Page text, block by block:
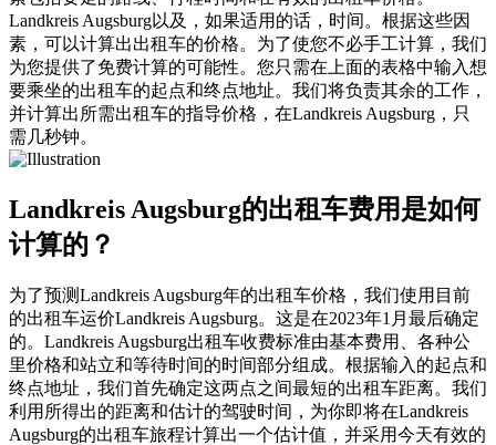
Landkreis Augsburg以及，如果适用的话，时间。根据这些因
素，可以计算出出租车的价格。为了使您不必手工计算，我们
为您提供了免费计算的可能性。您只需在上面的表格中输入想
要乘坐的出租车的起点和终点地址。我们将负责其余的工作，
并计算出所需出租车的指导价格，在Landkreis Augsburg，只
需几秒钟。
Landkreis Augsburg的出租车费用是如何
计算的？
为了预测Landkreis Augsburg年的出租车价格，我们使用目前
的出租车运价Landkreis Augsburg。这是在2023年1月最后确定
的。Landkreis Augsburg出租车收费标准由基本费用、各种公
里价格和站立和等待时间的时间部分组成。根据输入的起点和
终点地址，我们首先确定这两点之间最短的出租车距离。我们
利用所得出的距离和估计的驾驶时间，为你即将在Landkreis
Augsburg的出租车旅程计算出一个估计值，并采用今天有效的